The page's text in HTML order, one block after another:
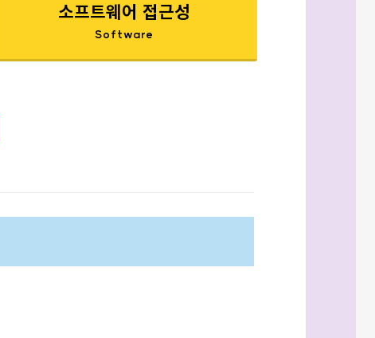
소프트웨어 접근성
Software